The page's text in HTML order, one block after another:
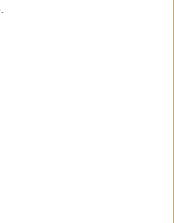
dalla Concattedrale, poi